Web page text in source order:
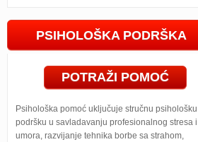
PSIHOLOŠKA PODRŠKA
POTRAŽI POMOĆ
Psihološka pomoć uključuje stručnu psihološku
podršku u savladavanju profesionalnog stresa i
umora, razvijanje tehnika borbe sa strahom,